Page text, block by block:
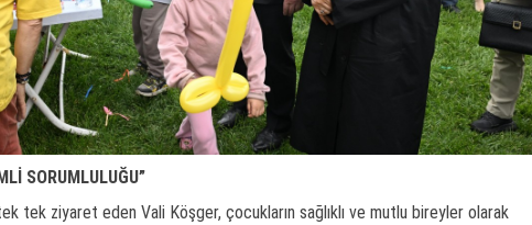
SORUMLULUĞU”
tek ziyaret eden Vali Köşger, çocukların sağlıklı ve mutlu bireyler olarak